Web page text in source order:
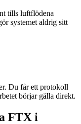
tills luftflödena
systemet aldrig sitt
Du får ett protokoll
börjar gälla direkt.
FTX i